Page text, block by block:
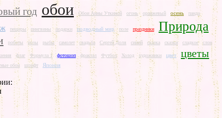
год обои Обои Анны Уткиной огонь оранжевый осень панда
пещеры пингвины подарки подводный мир поле праздники Природа
роботы розы рыбы самолет свадьба Сергей Доля синий сказка сказки сладкое слон
флаг Формула 1 фотошоп фрактал Футбол Холод художники цвет цветы
обои шрифт Япония